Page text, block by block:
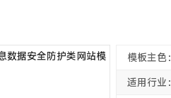
模板主色：
适用行业：